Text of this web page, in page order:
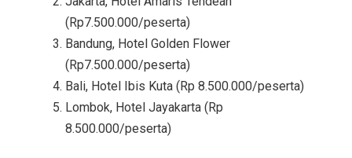
(Rp7.500.000/peserta)
Bandung, Hotel Golden Flower
(Rp7.500.000/peserta)
Bali, Hotel Ibis Kuta (Rp 8.500.000/peserta)
Lombok, Hotel Jayakarta (Rp
8.500.000/peserta)